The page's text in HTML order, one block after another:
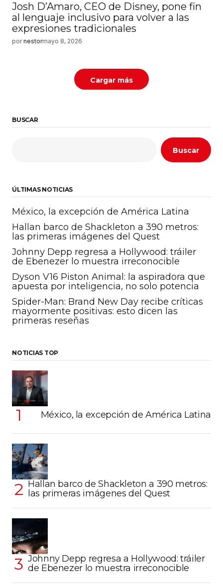
Josh D’Amaro, CEO de Disney, pone fin
al lenguaje inclusivo para volver a las
expresiones tradicionales
por nestormayo 8, 2026
Cargar más
BUSCAR
Buscar
ÚLTIMAS NOTICIAS
México, la excepción de América Latina
Hallan barco de Shackleton a 390 metros:
las primeras imágenes del Quest
Johnny Depp regresa a Hollywood: tráiler
de Ebenezer lo muestra irreconocible
Dyson V16 Piston Animal: la aspiradora que
apuesta por inteligencia, no solo potencia
Spider-Man: Brand New Day recibe críticas
mayormente positivas: esto dicen las
primeras reseñas
NOTICIAS TOP
México, la excepción de América Latina
Hallan barco de Shackleton a 390 metros:
las primeras imágenes del Quest
Johnny Depp regresa a Hollywood: tráiler
de Ebenezer lo muestra irreconocible